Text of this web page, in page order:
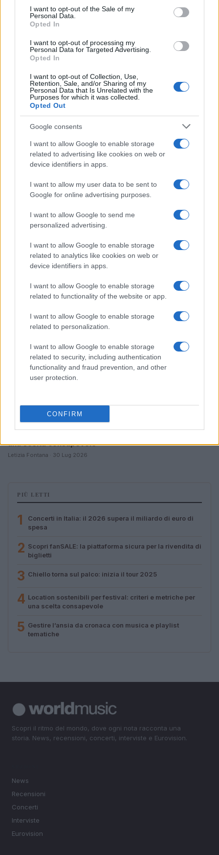
consent section.
I want to opt-out of the Sale of my
Personal Data.
Opted In
I want to opt-out of processing my
Personal Data for Targeted Advertising.
Opted In
I want to opt-out of Collection, Use,
Retention, Sale, and/or Sharing of my
Personal Data that Is Unrelated with the
Purposes for which it was collected.
Opted Out
Google consents
I want to allow Google to enable storage
related to advertising like cookies on web or
device identifiers in apps.
I want to allow my user data to be sent to
Google for online advertising purposes.
I want to allow Google to send me
personalized advertising.
I want to allow Google to enable storage
related to analytics like cookies on web or
device identifiers in apps.
I want to allow Google to enable storage
related to functionality of the website or app.
I want to allow Google to enable storage
related to personalization.
I want to allow Google to enable storage
related to security, including authentication
functionality and fraud prevention, and other
user protection.
CONFIRM
Valle d’Aosta: polemiche tra sindacato e istituzioni per
le supplenze scolastiche
Edoardo Marchesi · 5 Ago 2026
Streaming vs vinile: differenze tra mastering,
dinamica e ritualità
NEWS
una scelta consapevole
Letizia Fontana · 30 Lug 2026
PIÙ LETTI
1
Concerti in Italia: il 2026 supera il miliardo di euro di
spesa
2 Scopri fanSALE: la piattaforma sicura per la rivendita di
biglietti
3 Chiello torna sul palco: inizia il tour 2025
4 Location sostenibili per festival: criteri e metriche per
una scelta consapevole
5 Gestire l’ansia da cronaca con musica e playlist
tematiche
Scopri il ritmo del mondo, dove ogni nota racconta una
storia. News, recensioni, concerti, interviste e Eurovision.
News
Recensioni
Concerti
Interviste
Eurovision